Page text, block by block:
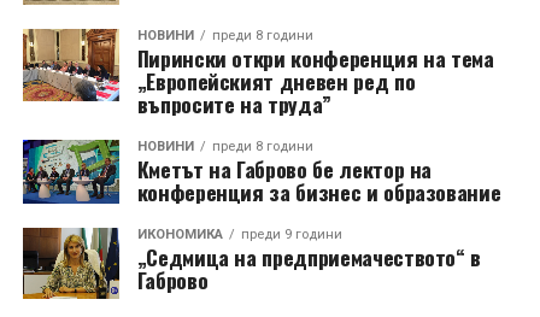
НОВИНИ преди 8 години
Пирински откри конференция на тема
„Европейският дневен ред по
въпросите на труда”
НОВИНИ преди 8 години
Кметът на Габрово бе лектор на
конференция за бизнес и образование
ИКОНОМИКА преди 9 години
„Седмица на предприемачеството“ в
Габрово